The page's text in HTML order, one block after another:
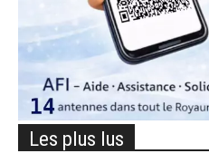
Les plus lus